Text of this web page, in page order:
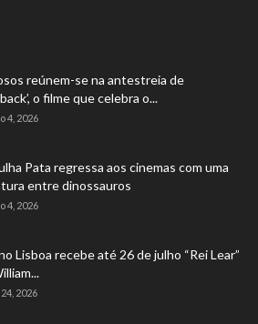
reúnem-se na antestreia de
o filme que celebra o...
4, 2026
Pata regressa aos cinemas com uma
entre dinossauros
4, 2026
Lisboa recebe até 26 de julho “Rei Lear”
2026